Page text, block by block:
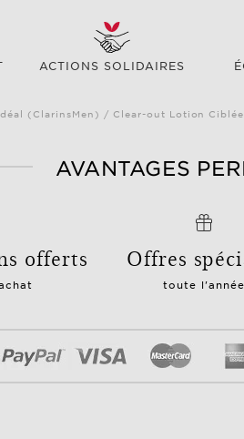
ACTIONS SOLIDAIRES
(ClarinsMen) / Clear-out Lotion
AVANTAGES
offerts Offres
toute l'année